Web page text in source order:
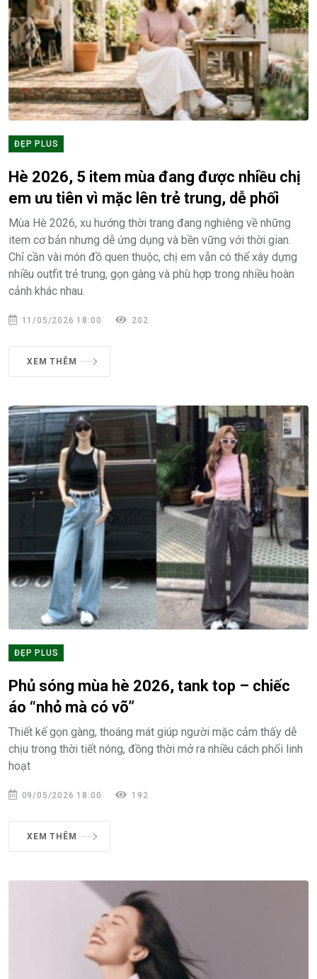
ĐẸP PLUS
Hè 2026, 5 item mùa đang được nhiều chị
em ưu tiên vì mặc lên trẻ trung, dễ phối
Mùa Hè 2026, xu hướng thời trang đang nghiêng về những
item cơ bản nhưng dễ ứng dụng và bền vững với thời gian.
Chỉ cần vài món đồ quen thuộc, chị em vẫn có thể xây dựng
nhiều outfit trẻ trung, gọn gàng và phù hợp trong nhiều hoàn
cảnh khác nhau.
11/05/2026 18:00 202
XEM THÊM
ĐẸP PLUS
Phủ sóng mùa hè 2026, tank top – chiếc
áo “nhỏ mà có võ”
Thiết kế gọn gàng, thoáng mát giúp người mặc cảm thấy dễ
chịu trong thời tiết nóng, đồng thời mở ra nhiều cách phối linh
hoạt
09/05/2026 18:00 192
XEM THÊM